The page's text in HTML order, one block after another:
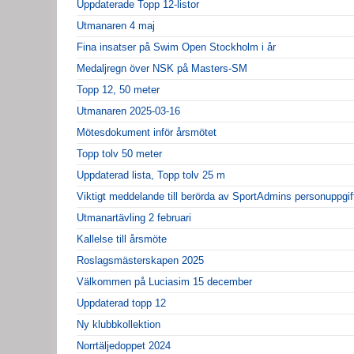
Uppdaterade Topp 12-listor
Utmanaren 4 maj
Fina insatser på Swim Open Stockholm i år
Medaljregn över NSK på Masters-SM
Topp 12, 50 meter
Utmanaren 2025-03-16
Mötesdokument inför årsmötet
Topp tolv 50 meter
Uppdaterad lista, Topp tolv 25 m
Viktigt meddelande till berörda av SportAdmins
Utmanartävling 2 februari
Kallelse till årsmöte
Roslagsmästerskapen 2025
Välkommen på Luciasim 15 december
Uppdaterad topp 12
Ny klubbkollektion
Norrtäljedoppet 2024